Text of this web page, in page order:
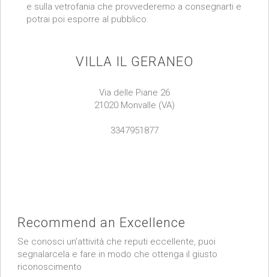
e sulla vetrofania che provvederemo a consegnarti e
potrai poi esporre al pubblico.
VILLA IL GERANEO
Via delle Piane 26
21020 Monvalle (VA)
3347951877
Recommend an Excellence
Se conosci un’attività che reputi eccellente, puoi
segnalarcela e fare in modo che ottenga il giusto
riconoscimento